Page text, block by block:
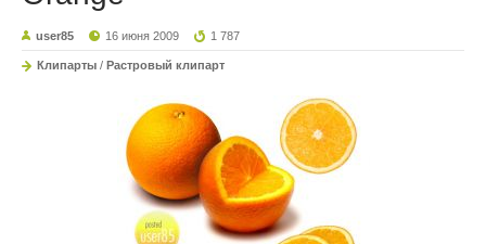
user85 16 июня 2009 1 787
Клипарты / Растровый клипарт